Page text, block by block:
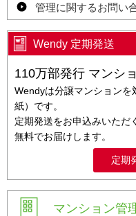
管理に関するお問い
Wendy 定期発送
110万部発行 マンシ
Wendyは分譲マンション
紙）です。
定期発送をお申込みいただ
無料でお届けします。
定期
マンション管